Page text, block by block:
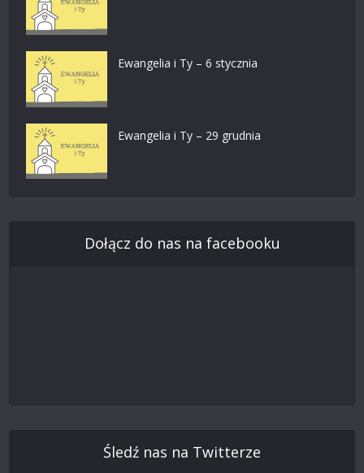
Ewangelia i Ty – 6 stycznia
Ewangelia i Ty – 29 grudnia
Dołącz do nas na facebooku
Śledź nas na Twitterze